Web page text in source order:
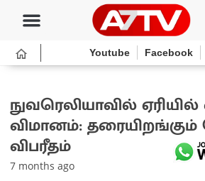
Youtube Facebook
நுவரெலியாவில்
விமானம்: தரையிறங்கும்
விபரீதம்
7 months ago